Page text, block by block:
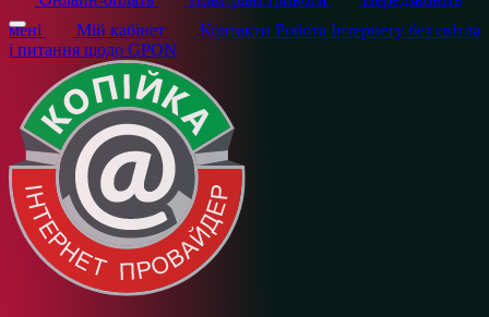
мені
Мій кабінет Контакти Робота Інтернету без світла
і питання щодо GPON